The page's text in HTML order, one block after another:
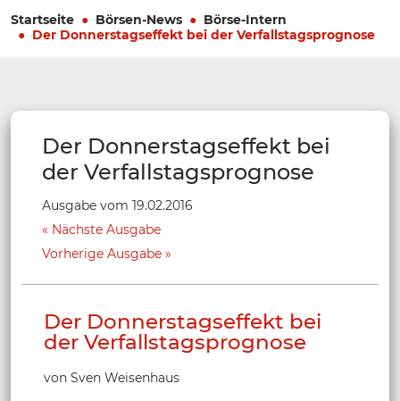
Startseite Börsen-News
Börse-Intern
Der Donnerstagseffekt bei der Verfallstagsprognose
Der Donnerstagseffekt bei
der Verfallstagsprognose
Ausgabe vom 19.02.2016
Nächste Ausgabe
Vorherige Ausgabe
Der Donnerstagseffekt bei
der Verfallstagsprognose
von Sven Weisenhaus